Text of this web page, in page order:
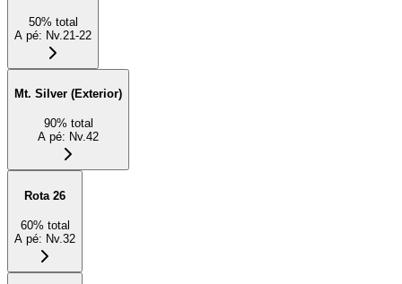
50% total
A pé: Nv.21-22
Mt. Silver (Exterior)
90% total
A pé: Nv.42
Rota 26
60% total
A pé: Nv.32